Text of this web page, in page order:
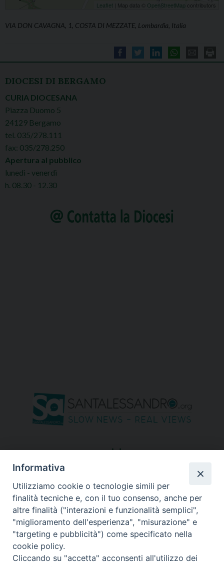
Leaflet | Map data © OpenStreetMap contributors
VIA DON CAVAGNA, 1, COSTA DI MEZZATE, Lombardia, Italia
DIOCESI DI BERGAMO
CURIA DIOCESANA
Piazza Duomo 5
24129 Bergamo
tel. 035/278.111
fax: 035/278.250
Apertura al pubblico
lunedì - venerdì
h. 08.30 - 12.30
seguici su
Informativa
Utilizziamo cookie o tecnologie simili per
finalità tecniche e, con il tuo consenso, anche per
altre finalità ("interazioni e funzionalità semplici",
"miglioramento dell'esperienza", "misurazione" e
"targeting e pubblicità") come specificato nella
cookie policy.
Cliccando su "accetta" acconsenti all'utilizzo dei